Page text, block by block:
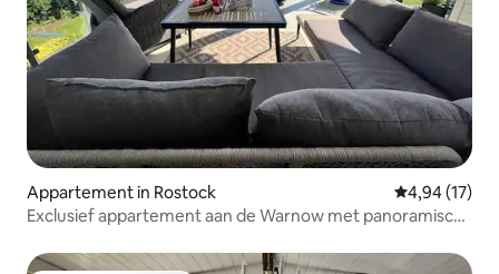
Appartement in Rostock Gemiddelde
4,94 (17)
Exclusief appartement aan de Warnow met panoramisch